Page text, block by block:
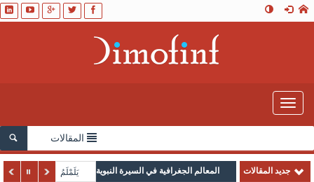
Toggle
navigation
المقالات
جديد المقالات المعالم الجغرافية في السيرة النبوية يَلَمْلَمُ